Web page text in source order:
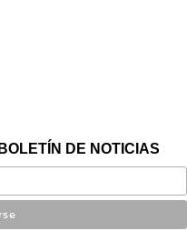
DE NOTICIAS